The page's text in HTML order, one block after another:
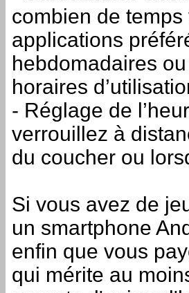
combien de
applications
hebdomadaires
horaires
- Réglage de
verrouillez à
du coucher ou
Si vous avez de
un smartphone
enfin que vous
qui mérite au